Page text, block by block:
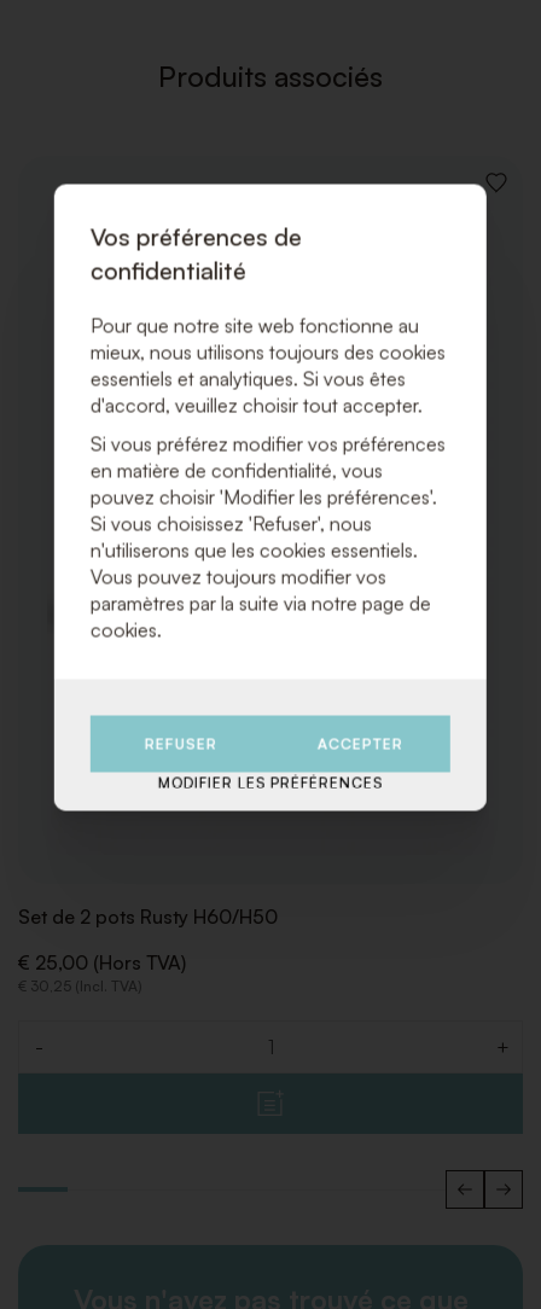
Produits associés
Set de 2 pots Rusty H60/H50
€ 25,00 (Hors TVA)
€ 30,25 (Incl. TVA)
- +
Vous n'avez pas trouvé ce que
Vos préférences de
confidentialité
Pour que notre site web fonctionne au
mieux, nous utilisons toujours des cookies
essentiels et analytiques. Si vous êtes
d'accord, veuillez choisir tout accepter.
Si vous préférez modifier vos préférences
en matière de confidentialité, vous
pouvez choisir 'Modifier les préférences'.
Si vous choisissez 'Refuser', nous
n'utiliserons que les cookies essentiels.
Vous pouvez toujours modifier vos
paramètres par la suite via notre page de
cookies.
REFUSER ACCEPTER
MODIFIER LES PRÉFÉRENCES